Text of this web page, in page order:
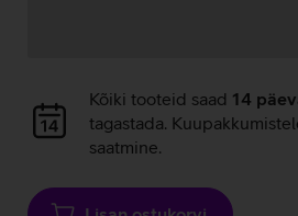
Andmete
laadimine
Kõiki tooteid saad 14
tagastada.
saatmine.